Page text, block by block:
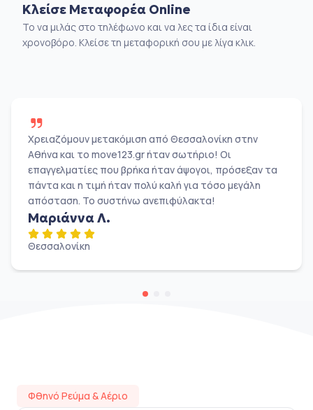
Κλείσε Μεταφορέα Online
Το να μιλάς στο τηλέφωνο και να λες τα ίδια είναι
χρονοβόρο. Κλείσε τη μεταφορική σου με λίγα κλικ.
Χρειαζόμουν μετακόμιση από Θεσσαλονίκη στην
Αθήνα και το move123.gr ήταν σωτήριο! Οι
επαγγελματίες που βρήκα ήταν άψογοι, πρόσεξαν τα
πάντα και η τιμή ήταν πολύ καλή για τόσο μεγάλη
απόσταση. Το συστήνω ανεπιφύλακτα!
Μαριάννα Λ.
Θεσσαλονίκη
Φθηνό Ρεύμα & Αέριο